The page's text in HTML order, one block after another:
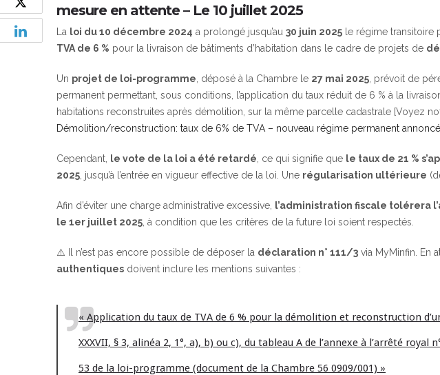
mesure en attente – Le 10 juillet 2025
La loi du 10 décembre 2024 a prolongé jusqu’au 30 juin 2025 le régime transitoire
TVA de 6 % pour la livraison de bâtiments d’habitation dans le cadre de projets de
Un projet de loi-programme , déposé à la Chambre le 27 mai 2025 , prévoit de
permanent permettant, sous conditions, l’application du taux réduit de 6 % à la
habitations reconstruites après démolition, sur la même parcelle cadastrale [Voyez
Démolition/reconstruction: taux de 6% de TVA – nouveau régime permanent
Cependant, le vote de la loi a été retardé , ce qui signifie que le taux de 21 %
2025 , jusqu’à l’entrée en vigueur effective de la loi. Une régularisation ultérieure
Afin d’éviter une charge administrative excessive,
l’administration fiscale tolérera
le 1er juillet 2025 , à condition que les critères de la future loi soient respectés.
⚠️ Il n’est pas encore possible de déposer la déclaration n° 111/3 via MyMinfin. En
authentiques doivent inclure les mentions suivantes :
« Application du taux de TVA de 6 % pour la démolition et reconstruction
XXXVII, § 3, alinéa 2, 1°, a), b) ou c), du tableau A de l’annexe à l’arrêté royal
53 de la loi-programme (document de la Chambre 56 0909/001) »